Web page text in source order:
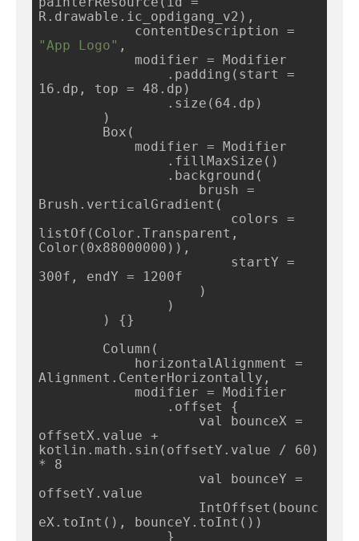
R.drawable.ic_opdigang_v2),
"App Logo" ,
modifier = Modifier
.padding(start =
16.dp, top = 48.dp)
.size(64.dp)
)
Box(
modifier = Modifier
.fillMaxSize()
.background(
brush =
Brush.verticalGradient(
colors =
listOf(Color.Transparent,
Color(0x88000000)),
startY =
300f, endY = 1200f
)
)
) {}
Column(
horizontalAlignment =
Alignment.CenterHorizontally,
modifier = Modifier
.offset {
val bounceX =
offsetX.value +
kotlin.math.sin(offsetY.value / 60)
* 8
val bounceY =
offsetY.value
IntOffset(bounc
eX.toInt(), bounceY.toInt())
}